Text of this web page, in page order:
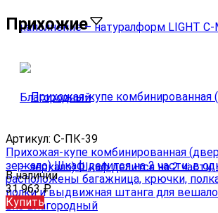
Прихожие
Артикул: С-ПК-39
Прихожая-купе комбинированная
зеркало) Шкаф делится на 2 части: в
расположены багажница, крючки,
полки и выдвижная штанга для
Вяз Благородный
В наличии
31 963₽
Купить